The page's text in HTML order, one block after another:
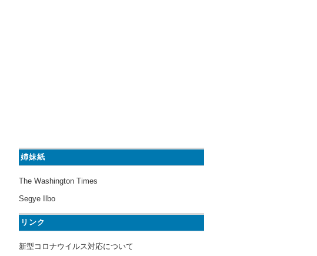
姉妹紙
The Washington Times
Segye Ilbo
リンク
新型コロナウイルス対応について